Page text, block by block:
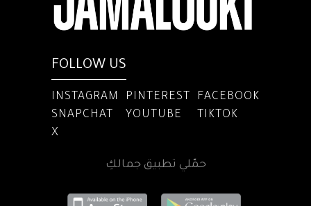
FOLLOW US
INSTAGRAM PINTEREST
FACEBOOK
SNAPCHAT
YOUTUBE
TIKTOK
X
حمّلي تطبيق جمالكِ